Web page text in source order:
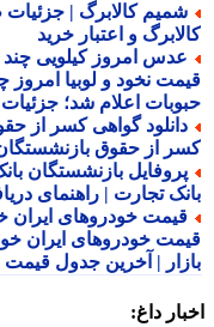
کالابرگ | جزئیات
و اعتبار خرید
امروز کیلویی چند
نخود و لوبیا امروز
اعلام شد؛ جزئیات
گواهی کسر از حقوق
از حقوق بازنشستگان |
بازنشستگان بانک
تجارت | راهنمای
| آخرین جدول قیمت
داغ: